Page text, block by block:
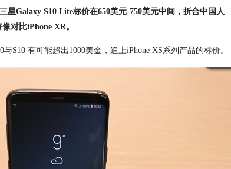
三星Galaxy S10 Lite标价在650美元-750美元中间，折合中国人
对比iPhone XR。
S10 有可能超出1000美金，追上iPhone XS系列产品的标价。